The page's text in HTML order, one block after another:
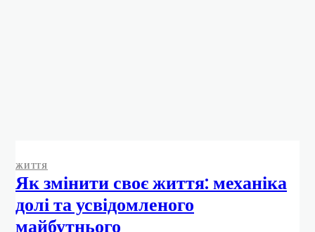
ЖИТТЯ
Як змінити своє життя: механіка
долі та усвідомленого
майбутнього